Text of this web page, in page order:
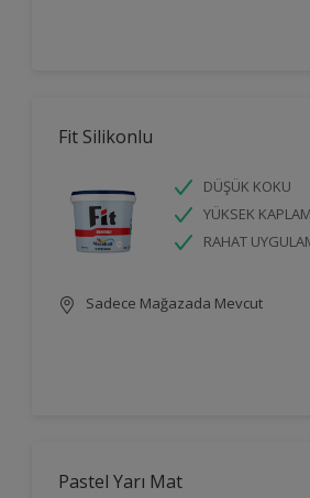
Fit Silikonlu
DÜŞÜK KOKU
YÜKSEK
RAHAT
Sadece Mağazada Mevcut
Pastel Yarı Mat